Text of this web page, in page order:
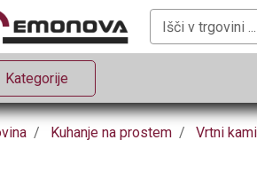
Kategorije
Kuhanje na prostem Vrtni